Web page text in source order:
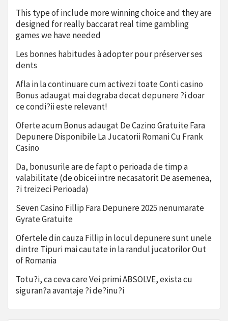
This type of include more winning choice and they are
designed for really baccarat real time gambling
games we have needed
Les bonnes habitudes à adopter pour préserver ses
dents
Afla in la continuare cum activezi toate Conti casino
Bonus adaugat mai degraba decat depunere ?i doar
ce condi?ii este relevant!
Oferte acum Bonus adaugat De Cazino Gratuite Fara
Depunere Disponibile La Jucatorii Romani Cu Frank
Casino
Da, bonusurile are de fapt o perioada de timp a
valabilitate (de obicei intre necasatorit De asemenea,
?i treizeci Perioada)
Seven Casino Fillip Fara Depunere 2025 nenumarate
Gyrate Gratuite
Ofertele din cauza Fillip in locul depunere sunt unele
dintre Tipuri mai cautate in la randul jucatorilor Out
of Romania
Totu?i, ca ceva care Vei primi ABSOLVE, exista cu
siguran?a avantaje ?i de?inu?i